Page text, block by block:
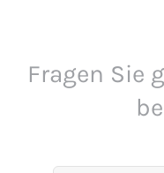
Fragen Sie